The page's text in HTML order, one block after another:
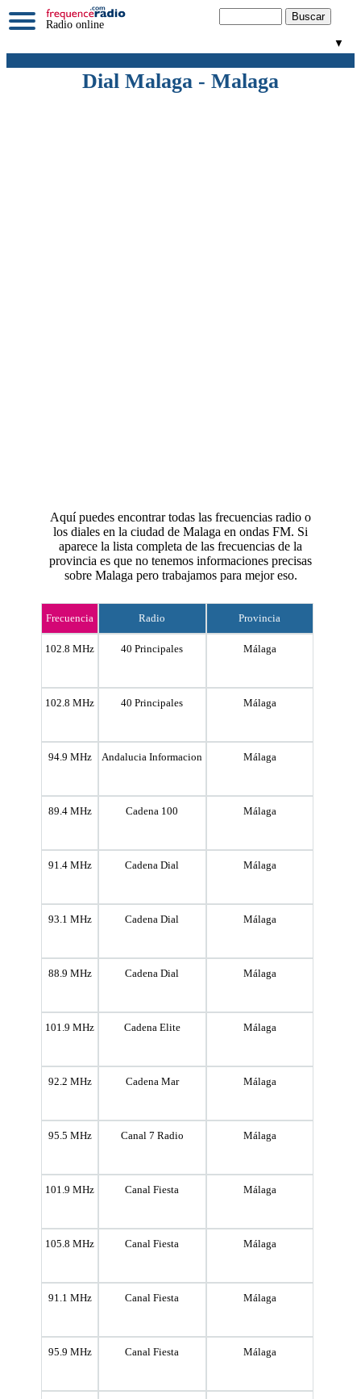
Radio online
▼
Dial Malaga - Malaga
Aquí puedes encontrar todas las frecuencias radio o
los diales en la ciudad de Malaga en ondas FM. Si
aparece la lista completa de las frecuencias de la
provincia es que no tenemos informaciones precisas
sobre Malaga pero trabajamos para mejor eso.
Frecuencia Radio Provincia
102.8 MHz 40 Principales Málaga
102.8 MHz 40 Principales Málaga
94.9 MHz Andalucia Informacion Málaga
89.4 MHz Cadena 100 Málaga
91.4 MHz Cadena Dial Málaga
93.1 MHz Cadena Dial Málaga
88.9 MHz Cadena Dial Málaga
101.9 MHz Cadena Elite Málaga
92.2 MHz Cadena Mar Málaga
95.5 MHz Canal 7 Radio Málaga
101.9 MHz Canal Fiesta Málaga
105.8 MHz Canal Fiesta Málaga
91.1 MHz Canal Fiesta Málaga
95.9 MHz Canal Fiesta Málaga